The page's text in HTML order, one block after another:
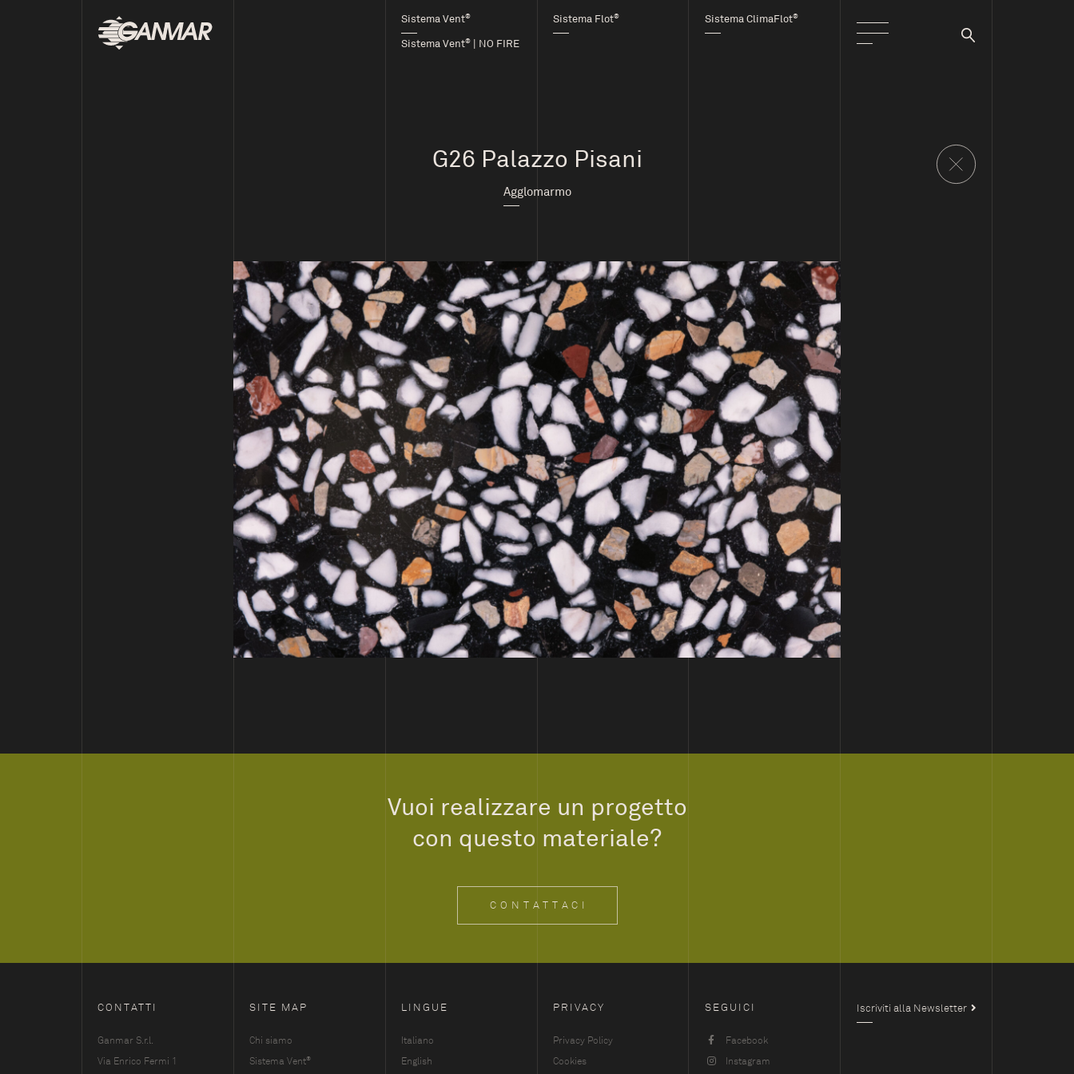
Sistema Vent®
Sistema Vent® | NO FIRE
Sistema Flot® Sistema ClimaFlot®
G26 Palazzo Pisani
Agglomarmo
Vuoi realizzare un progetto
con questo materiale?
CONTATTACI
CONTATTI
Ganmar S.r.l.
Via Enrico Fermi 1
SITE MAP
Chi siamo
Sistema Vent®
LINGUE
Italiano
English
PRIVACY
Privacy Policy
Cookies
SEGUICI
Facebook
Instagram
Iscriviti alla Newsletter